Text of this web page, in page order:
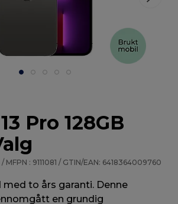
Pro 128GB
: 9111081 / GTIN/EAN: 6418364009760
to års garanti. Denne
en grundig